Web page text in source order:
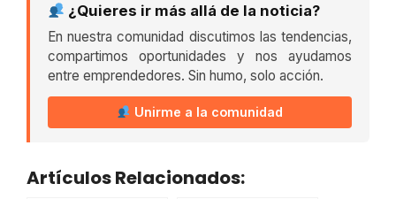
¿Quieres ir más allá de la noticia?
En nuestra comunidad discutimos las tendencias,
compartimos oportunidades y nos ayudamos
entre emprendedores. Sin humo, solo acción.
Unirme a la comunidad
Artículos Relacionados: